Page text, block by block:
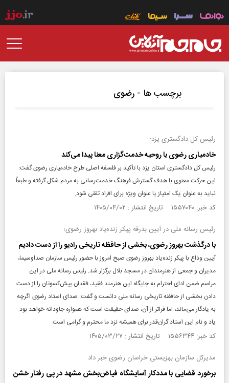
برچسب ها - رضوی
رئیس کل دادگستری یزد:
خادمیاری رضوی با روحیه خدمت‌گزاری معنا پیدا می‌کند
رئیس کل دادگستری استان یزد با تأکید بر فلسفه اصلی طرح خادمیاری رضوی گفت:
این حرکت معنوی با هدف گسترش فرهنگ خدمت‌رسانی به مردم شکل گرفته و طبعاً
نباید به عنوان یک امتیاز یا عنوان ویژه برای افراد تلقی شود.
کد خبر: ۱۵۵۷۰۴۰ تاریخ انتشار : ۱۴۰۵/۰۴/۰۲
رئیس رسانه ملی در آیین بدرقه پیکر زنده‌یاد بهروز رضوی؛
با درگذشت بهروز رضوی، بخشی از حافظه تاریخی رادیو را از دست دادیم
آیین وداع با پیکر زنده‌یاد بهروز رضوی صبح امروز با حضور رئیس سازمان صداوسیما،
مدیران و جمعی از هنرمندان در مسجد بلال برگزار شد. رئیس رسانه ملی در این
مراسم ضمن ادای احترام به جایگاه این هنرمند فقید، فقدان پیش‌کسوتان را از دست
دادن بخشی از حافظه تاریخی رسانه ملی دانست و گفت: صدای استاد رضوی اگرچه
به یادگار می‌ماند، اما فراتر از آن، صدای حقیقت است که همواره جاودانه خواهد بود.
یاد و نام این استاد گران‌قدر برای همیشه نزد ما محترم و گرامی است.
کد خبر: ۱۵۵۶۳۴۴ تاریخ انتشار : ۱۴۰۵/۰۳/۲۷
مدیرکل سازمان بهزیستی خراسان رضوی خبر داد
برخورد قضایی با مددکار آسایشگاه فیاض‌بخش مشهد در پی رفتار خشن